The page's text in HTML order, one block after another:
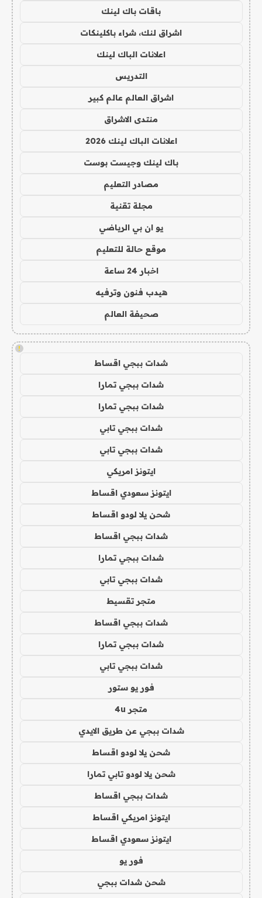
باقات باك لينك
اشراق لنك، شراء باكلينكات
اعلانات الباك لينك
التدريس
اشراق العالم عالم كبير
منتدى الاشراق
اعلانات الباك لينك 2026
باك لينك وجيست بوست
مصادر التعليم
مجلة تقنية
يو ان بي الرياضي
موقع حالة للتعليم
اخبار 24 ساعة
هيدب فنون وترفيه
صحيفة العالم
!
شدات ببجي اقساط
شدات ببجي تمارا
شدات ببجي تمارا
شدات ببجي تابي
شدات ببجي تابي
ايتونز امريكي
ايتونز سعودي اقساط
شحن يلا لودو اقساط
شدات ببجي اقساط
شدات ببجي تمارا
شدات ببجي تابي
متجر تقسيط
شدات ببجي اقساط
شدات ببجي تمارا
شدات ببجي تابي
فور يو ستور
متجر 4u
شدات ببجي عن طريق الايدي
شحن يلا لودو اقساط
شحن يلا لودو تابي تمارا
شدات ببجي اقساط
ايتونز امريكي اقساط
ايتونز سعودي اقساط
فور يو
شحن شدات ببجي